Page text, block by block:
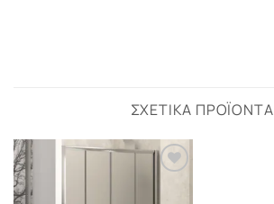
ΣΧΕΤΙΚΆ ΠΡΟΪΌΝΤΑ